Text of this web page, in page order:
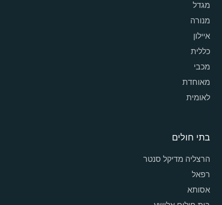
מגדל
מנורה
איילון
כללית
מכבי
מאוחדת
לאומית
בתי חולים
הרצליה מדיקל סנטר
רפאל
אסותא